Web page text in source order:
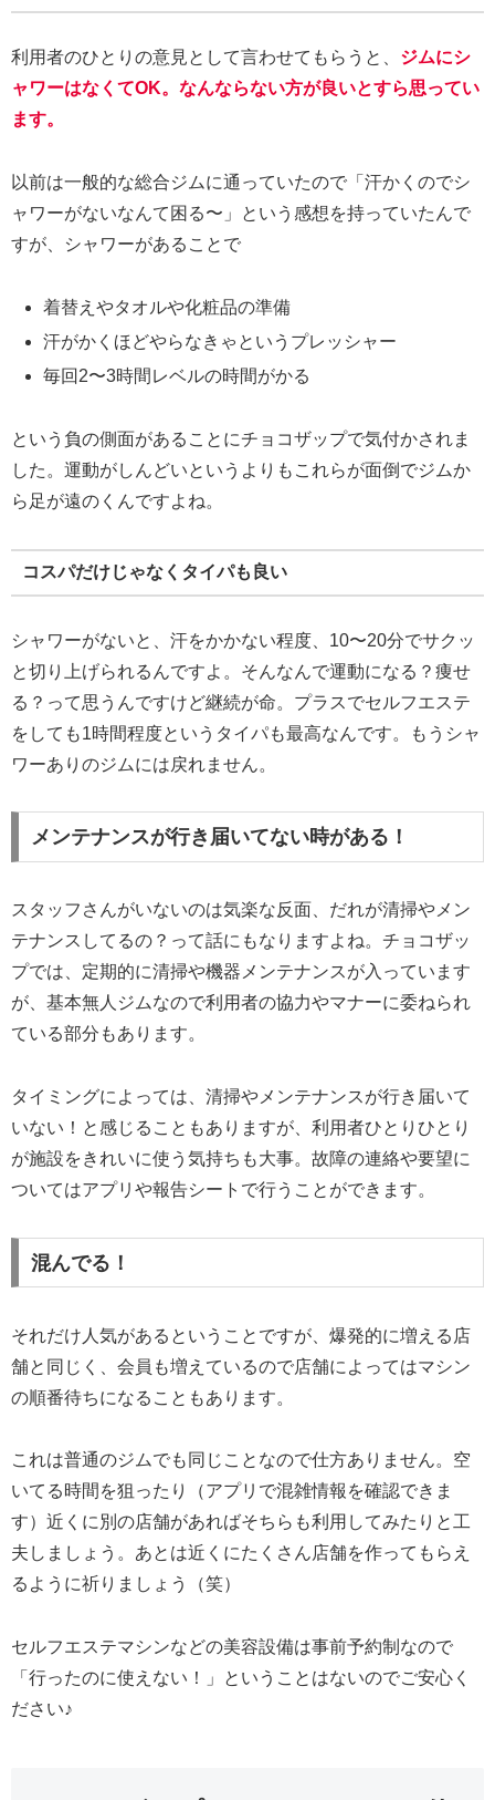
利用者のひとりの意見として言わせてもらうと、 ジムにシ
ャワーはなくてOK。なんならない方が良いとすら思ってい
ます。
以前は一般的な総合ジムに通っていたので「汗かくのでシ
ャワーがないなんて困る〜」という感想を持っていたんで
すが、シャワーがあることで
着替えやタオルや化粧品の準備
汗がかくほどやらなきゃというプレッシャー
毎回2〜3時間レベルの時間がかる
という負の側面があることにチョコザップで気付かされま
した。運動がしんどいというよりもこれらが面倒でジムか
ら足が遠のくんですよね。
コスパだけじゃなくタイパも良い
シャワーがないと、汗をかかない程度、10〜20分でサクッ
と切り上げられるんですよ。そんなんで運動になる？痩せ
る？って思うんですけど継続が命。プラスでセルフエステ
をしても1時間程度というタイパも最高なんです。もうシャ
ワーありのジムには戻れません。
メンテナンスが行き届いてない時がある！
スタッフさんがいないのは気楽な反面、だれが清掃やメン
テナンスしてるの？って話にもなりますよね。チョコザッ
プでは、定期的に清掃や機器メンテナンスが入っています
が、基本無人ジムなので利用者の協力やマナーに委ねられ
ている部分もあります。
タイミングによっては、清掃やメンテナンスが行き届いて
いない！と感じることもありますが、利用者ひとりひとり
が施設をきれいに使う気持ちも大事。故障の連絡や要望に
ついてはアプリや報告シートで行うことができます。
混んでる！
それだけ人気があるということですが、爆発的に増える店
舗と同じく、会員も増えているので店舗によってはマシン
の順番待ちになることもあります。
これは普通のジムでも同じことなので仕方ありません。空
いてる時間を狙ったり（アプリで混雑情報を確認できま
す）近くに別の店舗があればそちらも利用してみたりと工
夫しましょう。あとは近くにたくさん店舗を作ってもらえ
るように祈りましょう（笑）
セルフエステマシンなどの美容設備は事前予約制なので
「行ったのに使えない！」ということはないのでご安心く
ださい♪